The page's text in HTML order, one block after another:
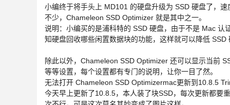
小编终于将手头上 MD101 的硬盘升级为 SSD 硬盘了，
不少，Chameleon SSD Optimizer 就是其中之一。
说明：小编买的是浦科特的 SSD 硬盘，由于不是 Mac
知硬盘回收哪些闲置数据块的功能，这样就可以降低 SSD
除此以外，Chameleon SSD Optimizer 还可以显示当前
等等设置，每个设置都有专门的说明，让你一目了然。
无法打开 Chameleon SSD Optimizermac更新到10.8.5
今天早上更新了10.8.5，本人装了块SSD，每次更新都要